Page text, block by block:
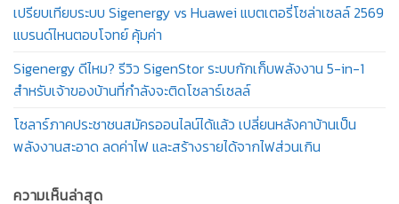
เปรียบเทียบระบบ Sigenergy vs Huawei แบตเตอรี่โซล่าเซลล์ 2569
แบรนด์ไหนตอบโจทย์ คุ้มค่า
Sigenergy ดีไหม? รีวิว SigenStor ระบบกักเก็บพลังงาน 5-in-1
สำหรับเจ้าของบ้านที่กำลังจะติดโซลาร์เซลล์
โซลาร์ภาคประชาชนสมัครออนไลน์ได้แล้ว เปลี่ยนหลังคาบ้านเป็น
พลังงานสะอาด ลดค่าไฟ และสร้างรายได้จากไฟส่วนเกิน
ความเห็นล่าสุด